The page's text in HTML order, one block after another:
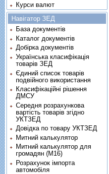
Курси валют
Навігатор ЗЕД
База документів
Каталог документів
Добірка документів
Українська класифікація
товарів ЗЕД
Єдиний список товарів
подвійного використання
Класифікаційні рішення
ДМСУ
Середня розрахункова
вартість товарів згідно
УКТЗЕД
Довідка по товару УКТЗЕД
Митний калькулятор
Митний калькулятор для
громадян (М16)
Розрахунок імпорта
автомобіля